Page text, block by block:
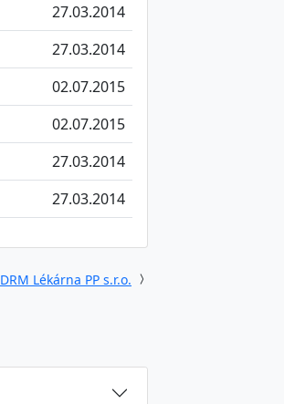
27.03.2014
27.03.2014
02.07.2015
02.07.2015
27.03.2014
27.03.2014
DRM Lékárna PP s.r.o.